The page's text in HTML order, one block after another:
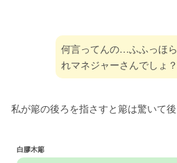
何言ってんの…ふふっほ
れマネジャーさんでしょ
私が簓の後ろを指さすと簓は驚いて
白膠木簓